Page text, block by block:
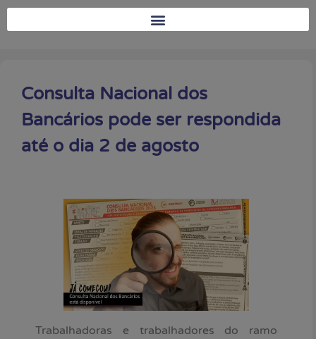
Consulta Nacional dos
Bancários pode ser respondida
até o dia 2 de agosto
Trabalhadoras e trabalhadores do ramo